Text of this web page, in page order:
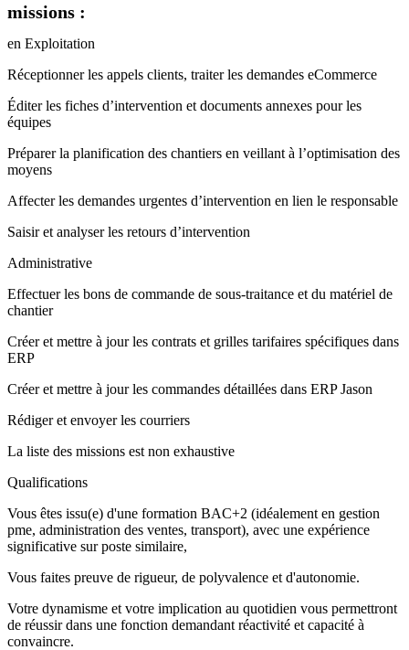
missions :
en Exploitation
Réceptionner les appels clients, traiter les demandes eCommerce
Éditer les fiches d’intervention et documents annexes pour les
équipes
Préparer la planification des chantiers en veillant à l’optimisation des
moyens
Affecter les demandes urgentes d’intervention en lien le responsable
Saisir et analyser les retours d’intervention
Administrative
Effectuer les bons de commande de sous-traitance et du matériel de
chantier
Créer et mettre à jour les contrats et grilles tarifaires spécifiques dans
ERP
Créer et mettre à jour les commandes détaillées dans ERP Jason
Rédiger et envoyer les courriers
La liste des missions est non exhaustive
Qualifications
Vous êtes issu(e) d'une formation BAC+2 (idéalement en gestion
pme, administration des ventes, transport), avec une expérience
significative sur poste similaire,
Vous faites preuve de rigueur, de polyvalence et d'autonomie.
Votre dynamisme et votre implication au quotidien vous permettront
de réussir dans une fonction demandant réactivité et capacité à
convaincre.